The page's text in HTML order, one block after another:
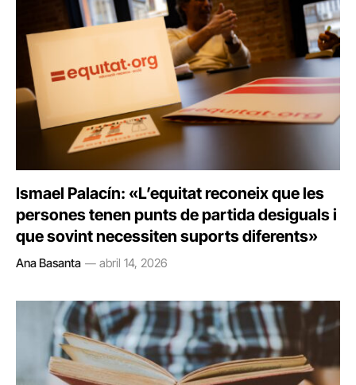
Ismael Palacín: «L’equitat reconeix que les
persones tenen punts de partida desiguals i
que sovint necessiten suports diferents»
Ana Basanta abril 14, 2026